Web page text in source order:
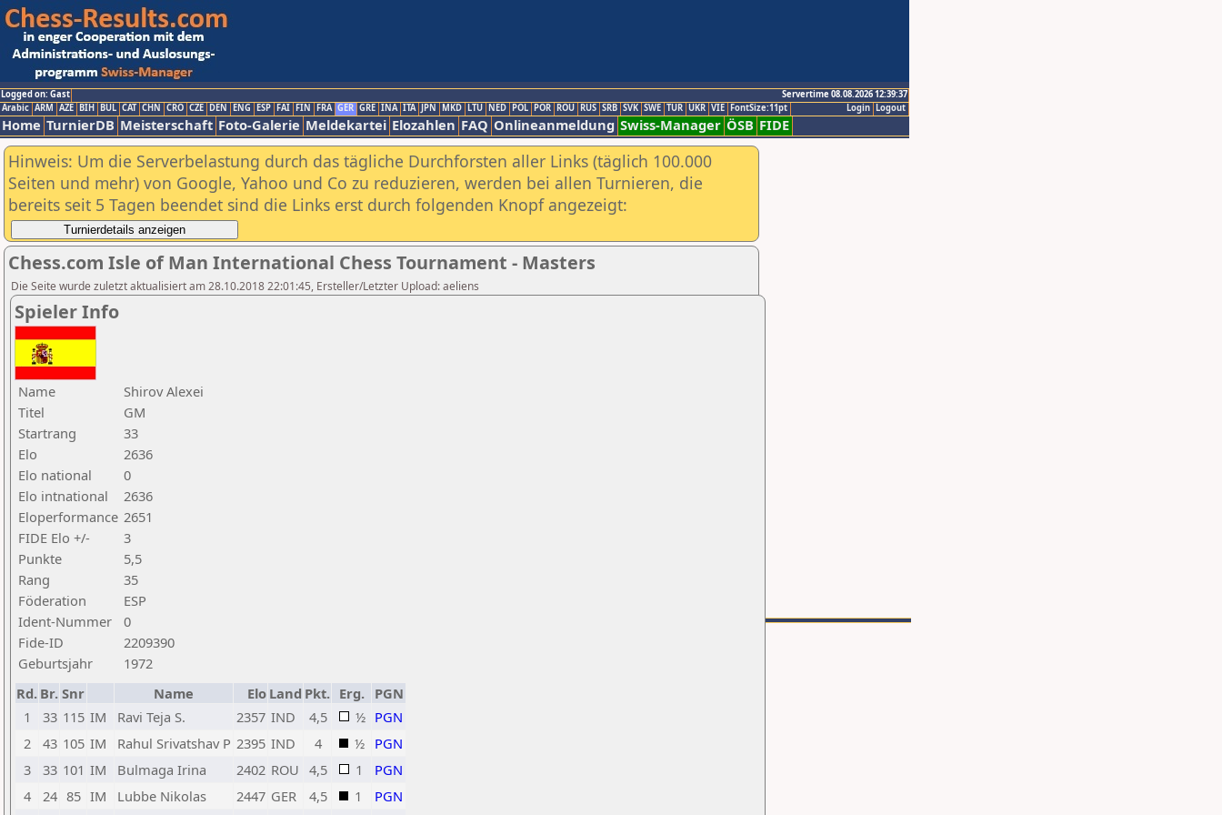
Logged on: Gast
Servertime 08.08.2026 12:39:37
Logout
Login
Arabic ARM AZE BIH BUL CAT CHN CRO CZE DEN ENG ESP FAI FIN FRA GER GRE INA ITA JPN MKD LTU NED POL POR ROU RUS SRB SVK SWE TUR UKR VIE FontSize:11pt
Home TurnierDB Meisterschaft Foto-Galerie Meldekartei Elozahlen FAQ Onlineanmeldung Swiss-Manager ÖSB FIDE
Hinweis: Um die Serverbelastung durch das tägliche Durchforsten aller Links (täglich 100.000
Seiten und mehr) von Google, Yahoo und Co zu reduzieren, werden bei allen Turnieren, die
bereits seit 5 Tagen beendet sind die Links erst durch folgenden Knopf angezeigt:
Chess.com Isle of Man International Chess Tournament - Masters
Die Seite wurde zuletzt aktualisiert am 28.10.2018 22:01:45, Ersteller/Letzter Upload: aeliens
Spieler Info
Name
Shirov Alexei
Titel
GM
Startrang
33
Elo
2636
Elo national
0
Elo intnational
2636
Eloperformance 2651
FIDE Elo +/-
3
Punkte
5,5
Rang
35
Föderation
ESP
Ident-Nummer
0
Fide-ID
2209390
Geburtsjahr
1972
Rd. Br. Snr Name Elo Land Pkt. Erg.
PGN
1
33 115 IM Ravi Teja S. 2357 IND 4,5 ½ PGN
2
43 105 IM Rahul Srivatshav P 2395 IND 4 ½ PGN
3
33 101 IM Bulmaga Irina 2402 ROU 4,5 1
PGN
4
24 85 IM Lubbe Nikolas 2447 GER 4,5 1
PGN